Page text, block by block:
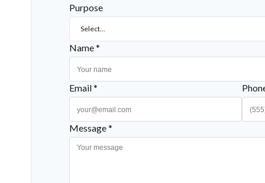
Purpose
Select...
Name *
Email *
Message *